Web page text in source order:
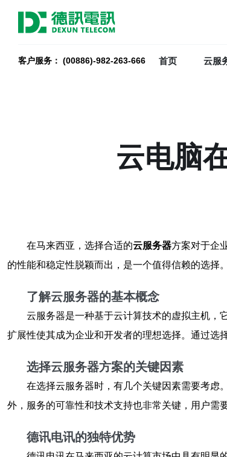
客户服务： (00886)-982-263-666 首页 云服
云电脑
在马来西亚，选择合适的云服务器方案对于企
的性能和稳定性脱颖而出，是一个值得信赖的选择
了解云服务器的基本概念
云服务器是一种基于云计算技术的虚拟主机，
扩展性使其成为企业和开发者的理想选择。通过选
选择云服务器方案的关键因素
在选择云服务器时，有几个关键因素需要考虑
外，服务的可靠性和技术支持也非常关键，用户需
德讯电讯的独特优势